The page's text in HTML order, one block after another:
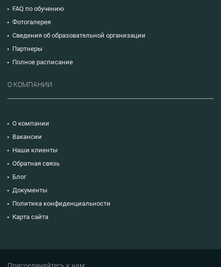
FAQ по обучению
Фотогалерея
Сведения об образовательной организации
Партнеры
Полное расписание
О КОМПАНИИ
О компании
Вакансии
Наши клиенты
Обратная связь
Блог
Документы
Политика конфиденциальности
Карта сайта